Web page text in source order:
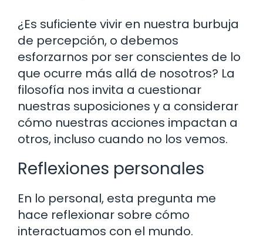
¿Es suficiente vivir en nuestra burbuja
de percepción, o debemos
esforzarnos por ser conscientes de lo
que ocurre más allá de nosotros? La
filosofía nos invita a cuestionar
nuestras suposiciones y a considerar
cómo nuestras acciones impactan a
otros, incluso cuando no los vemos.
Reflexiones personales
En lo personal, esta pregunta me
hace reflexionar sobre cómo
interactuamos con el mundo.